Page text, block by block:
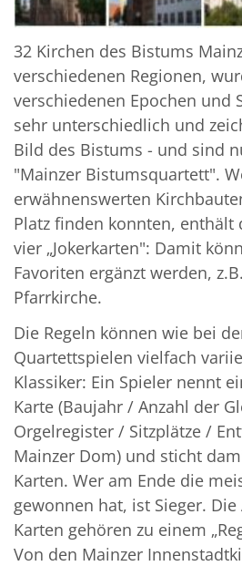
32 Kirchen des Bistums
verschiedenen Regionen,
verschiedenen Epochen und
sehr unterschiedlich und
Bild des Bistums - und sind
"Mainzer Bistumsquartett".
erwähnenswerten
Platz finden konnten, enthält
vier „Jokerkarten": Damit
Favoriten ergänzt werden,
Pfarrkirche.
Die Regeln können wie bei
Quartettspielen vielfach
Klassiker: Ein Spieler nennt
Karte (Baujahr / Anzahl der
Orgelregister / Sitzplätze /
Mainzer Dom) und sticht
Karten. Wer am Ende die
gewonnen hat, ist Sieger.
Karten gehören zu einem
Von den Mainzer